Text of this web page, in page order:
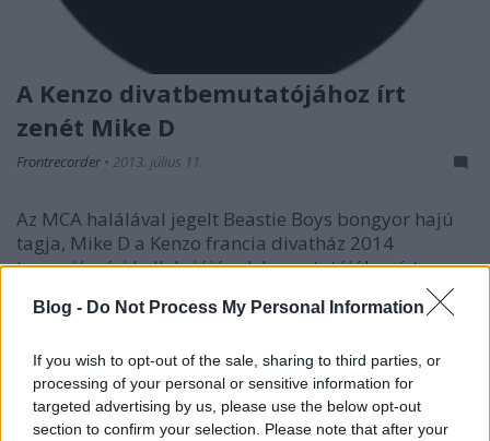
Blog - Do Not Process My Personal Information
If you wish to opt-out of the sale, sharing to third parties, or
processing of your personal or sensitive information for
targeted advertising by us, please use the below opt-out
section to confirm your selection. Please note that after your
A Kenzo divatbemutatójához írt
zenét Mike D
Frontrecorder • 2013. július 11.
Az MCA halálával jegelt Beastie Boys bongyor hajú
tagja, Mike D a Kenzo francia divatház 2014
tavaszi/nyári kollekciójának bemutatójához írt
kísérőzenét. A tízperces szám a hardcore punkot
ötvözi a trappel, és nálunk rögtön meghallgatható. A